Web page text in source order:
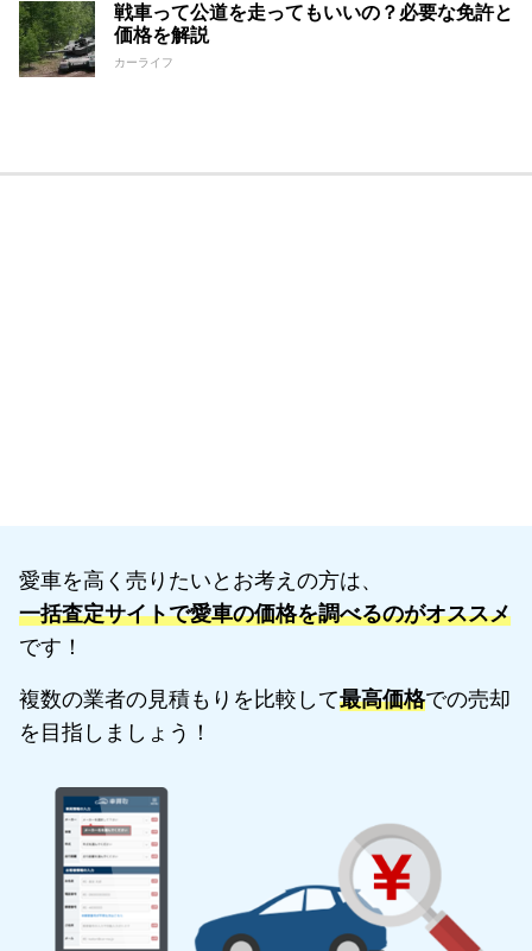
戦車って公道を走ってもいいの？必要な免許と
価格を解説
カーライフ
愛車を高く売りたいとお考えの方は、
一括査定サイトで愛車の価格を調べるのがオススメ
です！
複数の業者の見積もりを比較して最高価格での売却
を目指しましょう！